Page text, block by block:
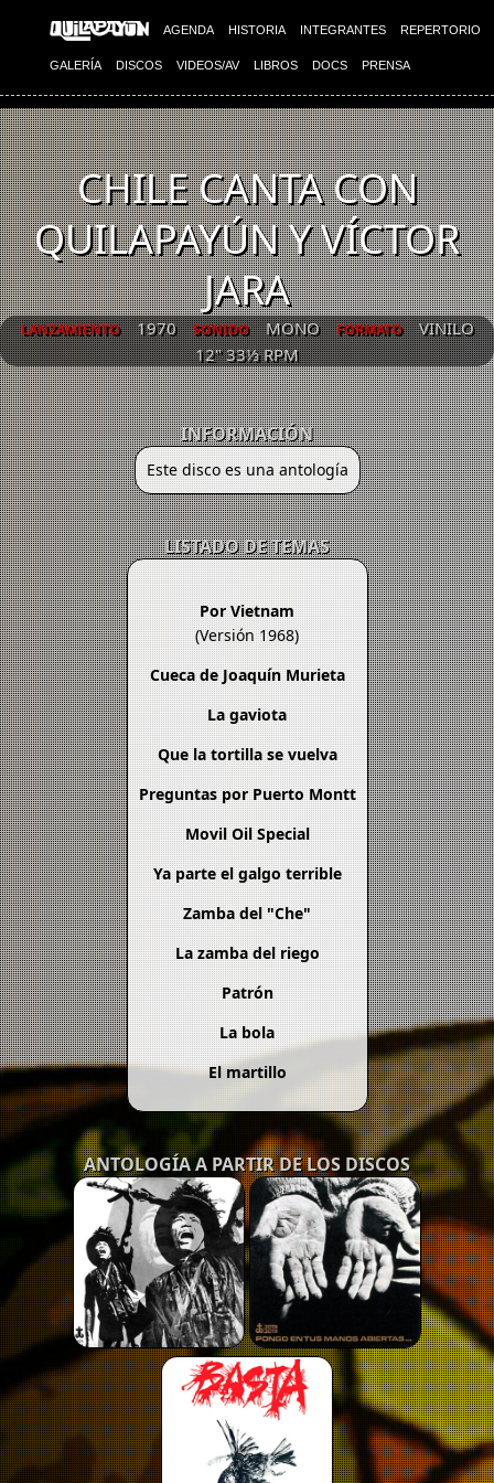
AGENDA HISTORIA INTEGRANTES REPERTORIO
GALERÍA DISCOS VIDEOS/AV LIBROS DOCS PRENSA
CHILE CANTA CON
QUILAPAYÚN Y VÍCTOR
JARA
LANZAMIENTO 1970 SONIDO MONO FORMATO
VINILO
12" 33⅓ RPM
INFORMACIÓN
Este disco es una antología
LISTADO DE TEMAS
Por Vietnam
(Versión 1968)
Cueca de Joaquín Murieta
La gaviota
Que la tortilla se vuelva
Preguntas por Puerto Montt
Movil Oil Special
Ya parte el galgo terrible
Zamba del "Che"
La zamba del riego
Patrón
La bola
El martillo
ANTOLOGÍA A PARTIR DE LOS DISCOS